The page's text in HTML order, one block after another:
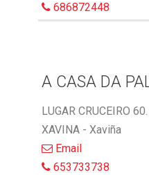
686872448
A CASA DA
LUGAR CRUCEIRO
XAVINA - Xaviña
Email
653733738